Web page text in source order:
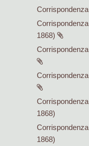
Corrispondenza
Corrispondenza
1868)
Corrispondenza
Corrispondenza
Corrispondenza
1868)
Corrispondenza
1868)